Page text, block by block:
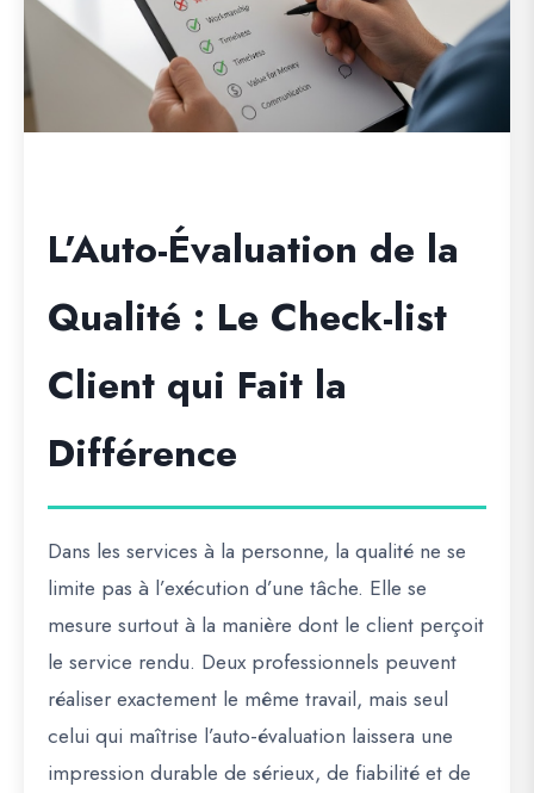
L’Auto-Évaluation de la
Qualité : Le Check-list
Client qui Fait la
Différence
Dans les services à la personne, la qualité ne se
limite pas à l’exécution d’une tâche. Elle se
mesure surtout à la manière dont le client perçoit
le service rendu. Deux professionnels peuvent
réaliser exactement le même travail, mais seul
celui qui maîtrise l’auto-évaluation laissera une
impression durable de sérieux, de fiabilité et de